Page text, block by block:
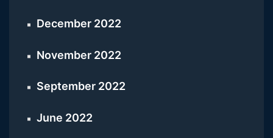
December 2022
November 2022
September 2022
June 2022